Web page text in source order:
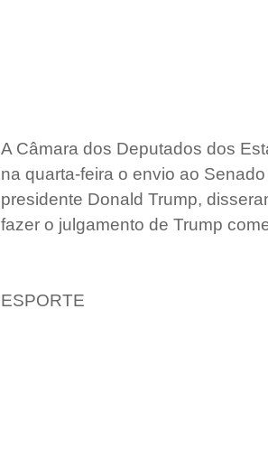
A Câmara dos Deputados dos
na quarta-feira o envio ao
presidente Donald Trump,
fazer o julgamento de Trump
ESPORTE